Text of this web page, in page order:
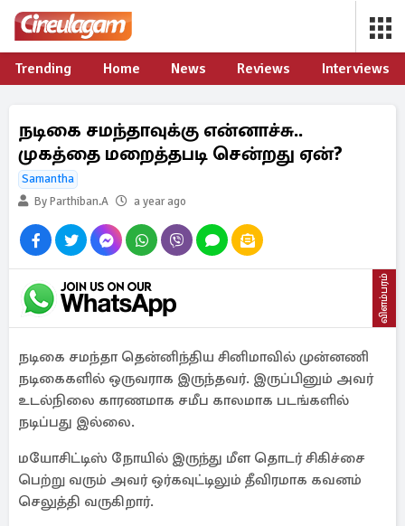
Trending Home News Reviews Interviews
நடிகை சமந்தாவுக்கு என்னாச்சு..
முகத்தை மறைத்தபடி சென்றது ஏன்?
Samantha
By Parthiban.A
a year ago
விளம்பரம்
நடிகை சமந்தா தென்னிந்திய சினிமாவில் முன்னணி
நடிகைகளில் ஒருவராக இருந்தவர். இருப்பினும் அவர்
உடல்நிலை காரணமாக சமீப காலமாக படங்களில்
நடிப்பது இல்லை.
மயோசிட்டிஸ் நோயில் இருந்து மீள தொடர் சிகிச்சை
பெற்று வரும் அவர் ஒர்கவுட்டிலும் தீவிரமாக கவனம்
செலுத்தி வருகிறார்.